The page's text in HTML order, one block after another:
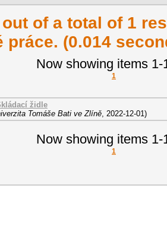
of a total of 1
práce. (0.014
Now showing items 1-
1
židle
Tomáše Bati ve Zlíně, 2022-12-01)
Now showing items 1-
1